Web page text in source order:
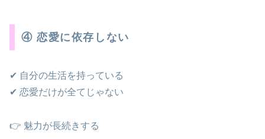
④ 恋愛に依存しない
✔ 自分の生活を持っている
✔ 恋愛だけが全てじゃない
👉 魅力が長続きする